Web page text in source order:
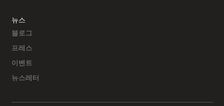
뉴스
블로그
프레스
이벤트
뉴스레터